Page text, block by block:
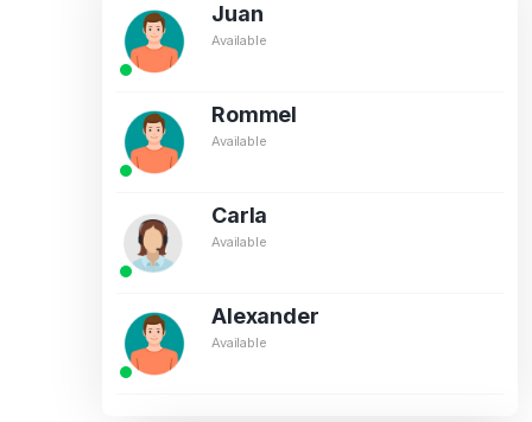
Juan
Available
Rommel
Available
Carla
Available
Alexander
Available